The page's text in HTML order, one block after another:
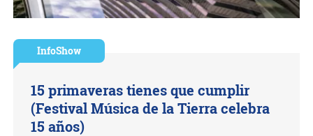
InfoShow
15 primaveras tienes que cumplir
(Festival Música de la Tierra celebra
15 años)